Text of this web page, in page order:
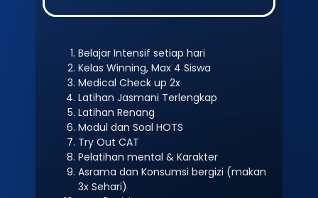
Belajar Intensif setiap hari
Kelas Winning, Max 4 Siswa
Medical Check up 2x
Latihan Jasmani Terlengkap
Latihan Renang
Modul dan Soal HOTS
Try Out CAT
Pelatihan mental & Karakter
Asrama dan Konsumsi bergizi (makan
3x Sehari)